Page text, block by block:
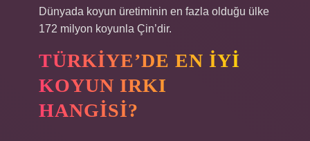
Dünyada koyun üretiminin en fazla olduğu ülke
172 milyon koyunla Çin’dir.
TÜRKIYE’DE EN IYI
KOYUN IRKI
HANGISI?